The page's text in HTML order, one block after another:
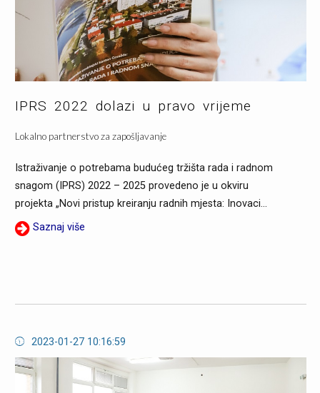
IPRS 2022 dolazi u pravo vrijeme
Lokalno partnerstvo za zapošljavanje
Istraživanje o potrebama budućeg tržišta rada i radnom
snagom (IPRS) 2022 – 2025 provedeno je u okviru
projekta „Novi pristup kreiranju radnih mjesta: Inovaci...
Saznaj više
2023-01-27 10:16:59